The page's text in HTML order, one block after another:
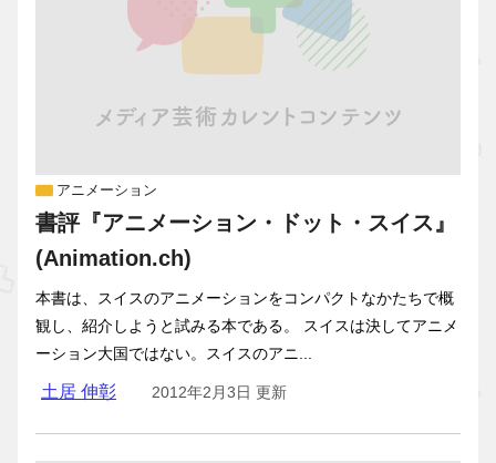
アニメーション
書評『アニメーション・ドット・スイス』
(Animation.ch)
本書は、スイスのアニメーションをコンパクトなかたちで概
観し、紹介しようと試みる本である。 スイスは決してアニメ
ーション大国ではない。スイスのアニ...
土居 伸彰 2012年2月3日 更新